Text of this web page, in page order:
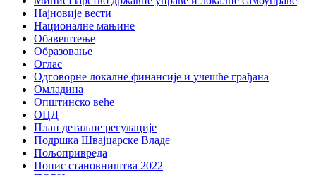
Најновије вести
Националне мањине
Обавештење
Образовање
Оглас
Одговорне локалне финансије и учешће грађана
Омладина
Општинско веће
ОЦД
План детаљне регулације
Подршка Швајцарске Владе
Пољопривреда
Попис становништва 2022